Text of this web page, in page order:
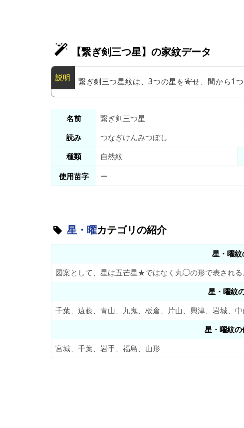
【繋ぎ剣三つ星】の家紋データ
繋ぎ剣三つ星紋は、3つの星を寄せ、間から1
名前
繋ぎ剣三つ星
読み
つなぎけんみつぼし
種類
自然紋
使用苗字
ー
星・曜カテゴリの紹介
星・曜
図案として、星は五芒星★ではなく丸◯の形で表される
星・曜紋
千葉、遠藤、青山、九鬼、板倉、片山、興津、岩城、
星・曜紋
宮城、千葉、岩手、福島、山形